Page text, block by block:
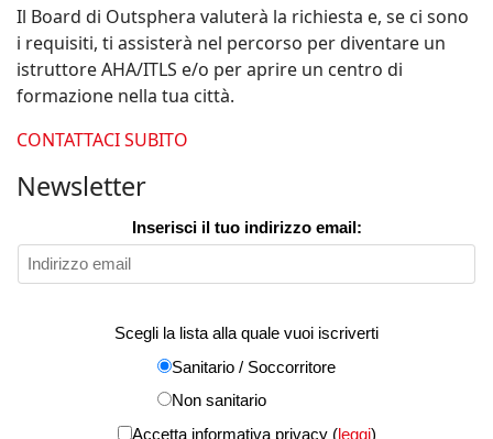
Il Board di Outsphera valuterà la richiesta e, se ci sono
i requisiti, ti assisterà nel percorso per diventare un
istruttore AHA/ITLS e/o per aprire un centro di
formazione nella tua città.
CONTATTACI SUBITO
Newsletter
Inserisci il tuo indirizzo email:
Scegli la lista alla quale vuoi iscriverti
Sanitario / Soccorritore
Non sanitario
Accetta informativa privacy (leggi)